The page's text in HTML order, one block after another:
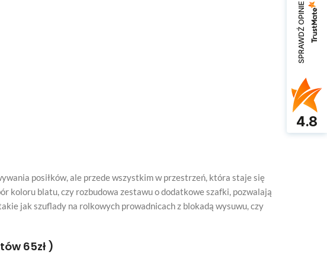
posiłków, ale przede wszystkim w przestrzeń, która staje się
koloru blatu, czy rozbudowa zestawu o dodatkowe szafki, pozwalają
jak szuflady na rolkowych prowadnicach z blokadą wysuwu, czy
65zł )
SPRAWDŹ OPINIE
4.8